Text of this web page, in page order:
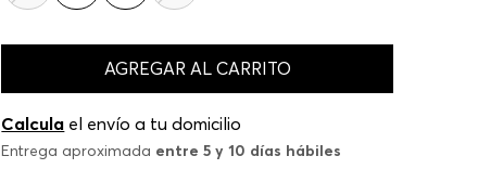
AGREGAR AL CARRITO
Calcula el envío a tu domicilio
Entrega aproximada entre 5 y 10 días hábiles